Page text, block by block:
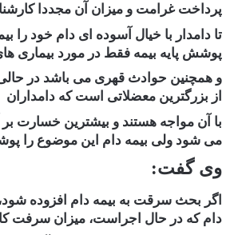
پرداخت غرامت و میزان آن مجددا
تا دامدار با خیال آسوده ای دام خود را
پوشش پایه بیمه فقط در مورد بیماری
و همچنین حوادث قهری می باشد در
از بزرگترین معضلاتی است که دامداران
با آن مواجه هستند و بیشترین خسارت بر
می شود ولی بیمه دام این موضوع را
وی گفت:
اگر بحث سرقت به بیمه دام افزوده
دام که در حال اجراست، میزان سرفت